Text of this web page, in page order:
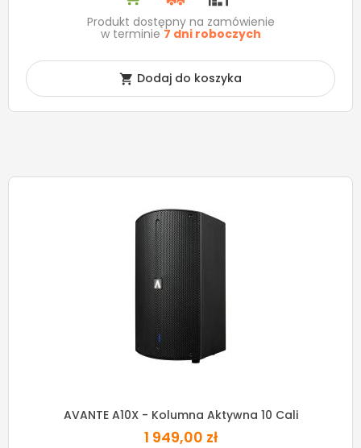
Produkt dostępny na zamówienie
w terminie 7 dni roboczych
 Dodaj do koszyka
AVANTE A10X - Kolumna Aktywna 10 Cali
1 949,00 zł